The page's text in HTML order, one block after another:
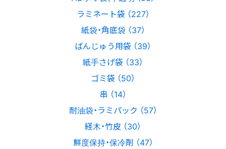
ラミネート袋 （227）
紙袋・角底袋 （37）
ばんじゅう用袋 （39）
紙手さげ袋 （33）
ゴミ袋 （50）
串 （14）
耐油袋・ラミパック （57）
経木・竹皮 （30）
鮮度保持・保冷剤 （47）